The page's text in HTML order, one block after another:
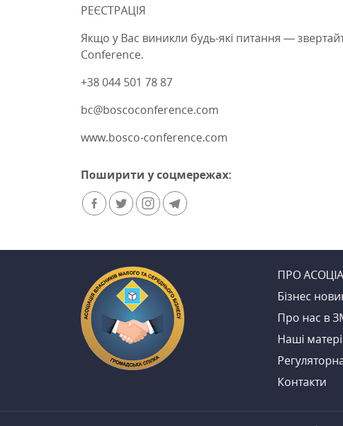
РЕЄСТРАЦІЯ
Якщо у Вас виникли будь-які питання —
Conference.
+38 044 501 78 87
bc@boscoconference.com
www.bosco-conference.com
Поширити у соцмережах:
ПРО
Бiзнес
Про нас в
Нашi
Контакти